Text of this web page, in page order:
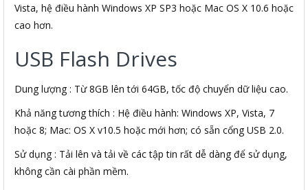
Vista, hệ điều hành Windows XP SP3 hoặc Mac OS X 10.6 hoặc
cao hơn.
USB Flash Drives
Dung lượng : Từ 8GB lên tới 64GB, tốc độ chuyển dữ liệu cao.
Khả năng tương thích : Hệ điều hành: Windows XP, Vista, 7
hoặc 8; Mac: OS X v10.5 hoặc mới hơn; có sẵn cổng USB 2.0.
Sử dụng : Tải lên và tải về các tập tin rất dễ dàng để sử dụng,
không cần cài phần mềm.